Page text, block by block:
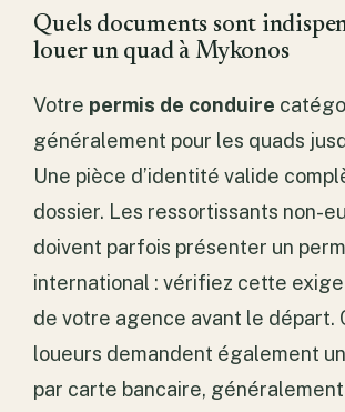
Quels documents sont
louer un quad à Mykonos
Votre permis de conduire
généralement pour les quads
Une pièce d’identité valide
dossier. Les ressortissants non-
doivent parfois présenter un
international : vérifiez cette
de votre agence avant le départ.
loueurs demandent également
par carte bancaire,